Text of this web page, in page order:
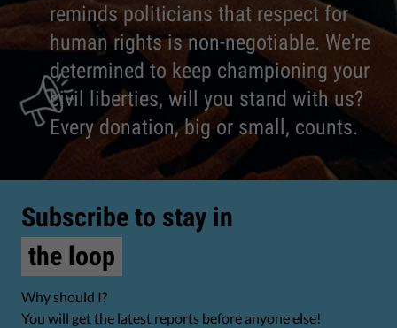
reminds politicians that respect for
human rights is non-negotiable. We're
determined to keep championing your
civil liberties, will you stand with us?
Every donation, big or small, counts.
Subscribe to stay in
the loop
Why should I?
You will get the latest reports before anyone else!